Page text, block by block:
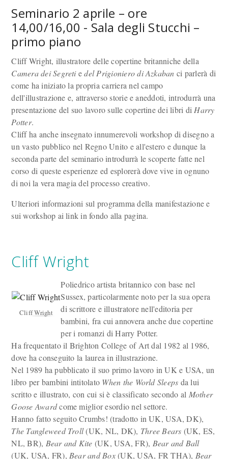
Seminario 2 aprile – ore
14,00/16,00 - Sala degli Stucchi –
primo piano
Cliff Wright, illustratore delle copertine britanniche della
Camera dei Segretiedel Prigioniero di Azkaban ci parlerà di
come ha iniziato la propria carriera nel campo
dell'illustrazione e, attraverso storie e aneddoti, introdurrà una
presentazione del suo lavoro sulle copertine dei libri di Harry
Potter.
Cliff ha anche insegnato innumerevoli workshop di disegno a
un vasto pubblico nel Regno Unito e all'estero e dunque la
seconda parte del seminario introdurrà le scoperte fatte nel
corso di queste esperienze ed esplorerà dove vive in ognuno
di noi la vera magia del processo creativo.
Ulteriori informazioni sul programma della manifestazione e
sui workshop ai link in fondo alla pagina.
Cliff Wright
Cliff Wright
Poliedrico artista britannico con base nel
Sussex, particolarmente noto per la sua opera
di scrittore e illustratore nell'editoria per
bambini, fra cui annovera anche due copertine
per i romanzi di Harry Potter.
Ha frequentato il Brighton College of Art dal 1982 al 1986,
dove ha conseguito la laurea in illustrazione.
Nel 1989 ha pubblicato il suo primo lavoro in UK e USA, un
libro per bambini intitolato When the World Sleeps da lui
scritto e illustrato, con cui si è classificato secondo al Mother
Goose Awardcome miglior esordio nel settore.
Hanno fatto seguito Crumbs! (tradotto in UK, USA, DK),
The Tangleweed Troll(UK, NL, DK), Three Bears (UK, ES,
NL, BR), Bear and Kite (UK, USA, FR), Bear and Ball
(UK, USA, FR), Bear and Box(UK, USA, FR THA), Bear